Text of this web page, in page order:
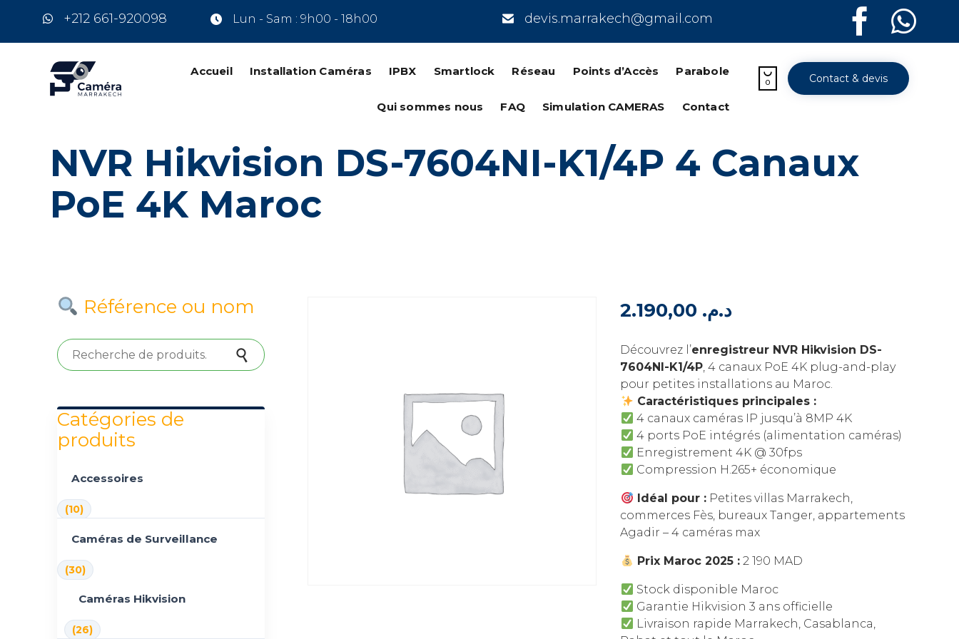
+212 661-920098 Lun - Sam : 9h00 - 18h00 devis.marrakech@gmail.com
content
Accueil Installation Caméras IPBX Smartlock Réseau Points d’Accès Parabole
Qui sommes nous FAQ Simulation CAMERAS Contact

0 Contact & devis
NVR Hikvision DS-7604NI-K1/4P 4 Canaux
PoE 4K Maroc
د.م.
Découvrez l’enregistreur NVR Hikvision DS-
7604NI-K1/4P, 4 canaux PoE 4K plug-and-play
pour petites installations au Maroc.
Caractéristiques principales :
4 canaux caméras IP jusqu’à 8MP 4K
4 ports PoE intégrés (alimentation caméras)
Enregistrement 4K @ 30fps
Compression H.265+ économique
Idéal pour :Petites villas Marrakech,
commerces Fès, bureaux Tanger, appartements
Agadir – 4 caméras max
Prix Maroc 2025 :2 190 MAD
Stock disponible Maroc
Garantie Hikvision 3 ans officielle
Livraison rapide Marrakech, Casablanca,
Référence ou nom
Recherche pour :
Recherche
Catégories de
produits
Accessoires
(10)
Caméras de Surveillance
(30)
Caméras Hikvision
(26)